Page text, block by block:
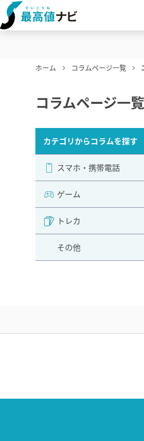
ホーム コラムページ一覧
コラムページ一覧
カテゴリからコラムを探す
スマホ・携帯電話
ゲーム
トレカ
その他